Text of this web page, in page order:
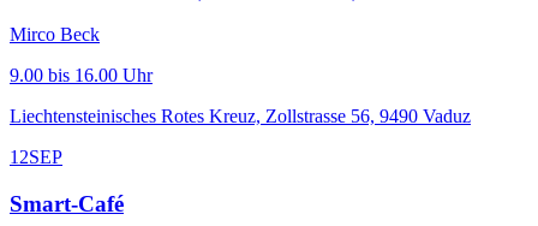
Mirco Beck
9.00 bis 16.00 Uhr
Liechtensteinisches Rotes Kreuz, Zollstrasse 56, 9490 Vaduz
12SEP
Smart-Café